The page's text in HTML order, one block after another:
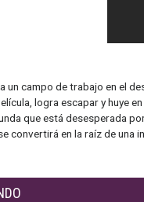
un campo de trabajo en el
logra escapar y huye
que está desesperada
convertirá en la raíz de una